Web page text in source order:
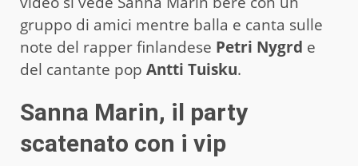
gruppo di amici mentre balla e canta sulle
note del rapper finlandese Petri Nygrd e
del cantante pop Antti Tuisku.
Sanna Marin, il party
scatenato con i vip